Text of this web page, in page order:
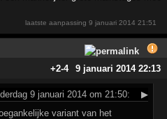
laatste aanpassing9 januari 2014 21:51
+2-4 9 januari 2014 22:13
9 januari 2014 om 21:50:
▶
variant van het